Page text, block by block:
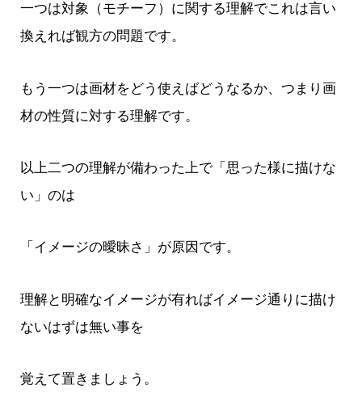
一つは対象（モチーフ）に関する理解でこれは言い
換えれば観方の問題です。
もう一つは画材をどう使えばどうなるか、つまり画
材の性質に対する理解です。
以上二つの理解が備わった上で「思った様に描けな
い」のは
「イメージの曖昧さ」が原因です。
理解と明確なイメージが有ればイメージ通りに描け
ないはずは無い事を
覚えて置きましょう。